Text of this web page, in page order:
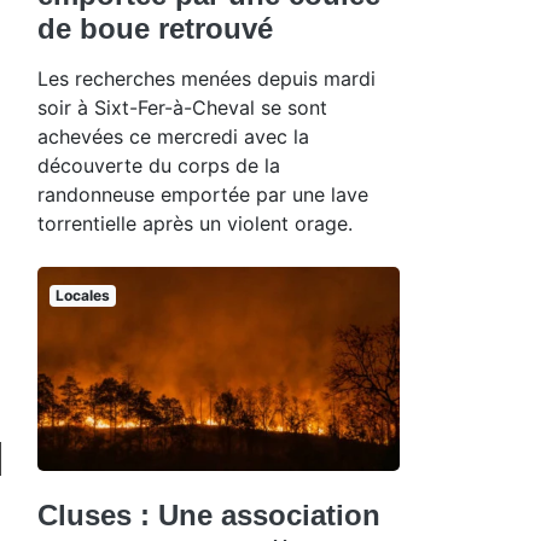
de boue retrouvé
Les recherches menées depuis mardi
soir à Sixt-Fer-à-Cheval se sont
achevées ce mercredi avec la
découverte du corps de la
randonneuse emportée par une lave
torrentielle après un violent orage.
Locales
Cluses : Une association